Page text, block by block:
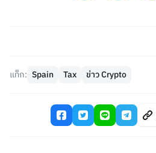
แท็ก: Spain Tax ข่าว Crypto